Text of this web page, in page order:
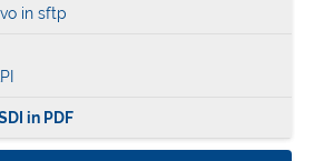
in sftp
in PDF